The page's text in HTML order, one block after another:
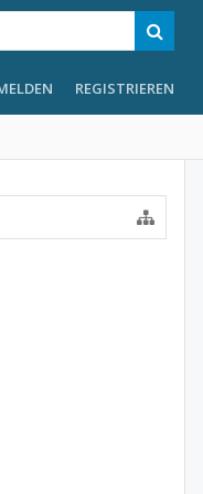
REGISTRIEREN